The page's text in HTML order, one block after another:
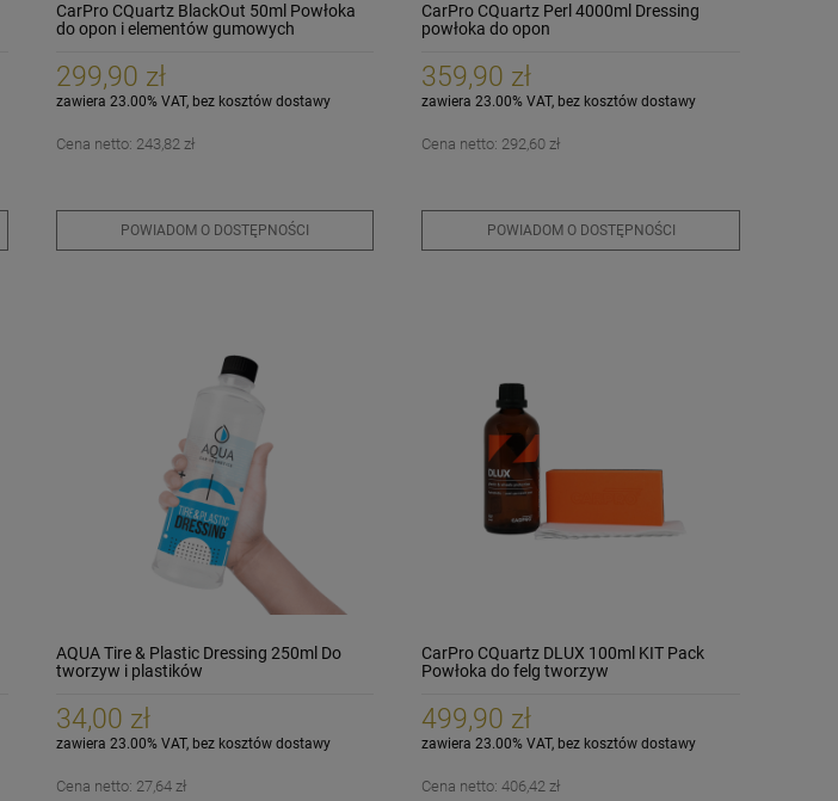
CarPro CQuartz BlackOut 50ml Powłoka
do opon i elementów gumowych
299,90 zł
zawiera 23.00% VAT, bez kosztów dostawy
Cena netto: 243,82 zł
POWIADOM O DOSTĘPNOŚCI
CarPro CQuartz Perl 4000ml Dressing
powłoka do opon
359,90 zł
zawiera 23.00% VAT, bez kosztów dostawy
Cena netto: 292,60 zł
POWIADOM O DOSTĘPNOŚCI
AQUA Tire & Plastic Dressing 250ml Do
tworzyw i plastików
34,00 zł
zawiera 23.00% VAT, bez kosztów dostawy
Cena netto: 27,64 zł
CarPro CQuartz DLUX 100ml KIT Pack
Powłoka do felg tworzyw
499,90 zł
zawiera 23.00% VAT, bez kosztów dostawy
Cena netto:406,42 zł